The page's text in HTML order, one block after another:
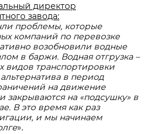
директор
завода:
проблемы, которые
компаний по перевозке
возобновили водные
в баржи. Водная отгрузка –
видов транспортировки
в период
на движение
закрываются на «подсушку» в
В это время как раз
и мы начинаем
».